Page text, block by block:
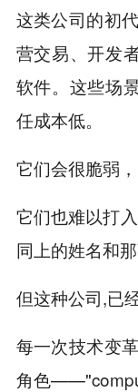
这类公司的初
营交易、开发
软件。这些场
任成本低。
它们会很脆弱
它们也难以打
同上的姓名和
但这种公司,已
每一次技术变
角色